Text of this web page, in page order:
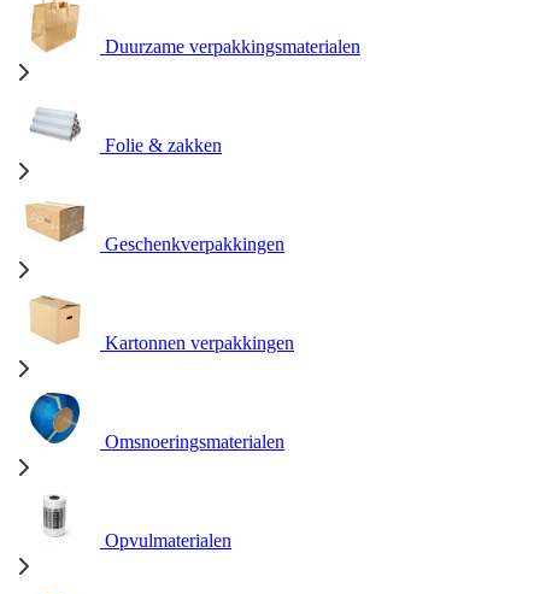
Duurzame verpakkingsmaterialen
Folie & zakken
Geschenkverpakkingen
Kartonnen verpakkingen
Omsnoeringsmaterialen
Opvulmaterialen